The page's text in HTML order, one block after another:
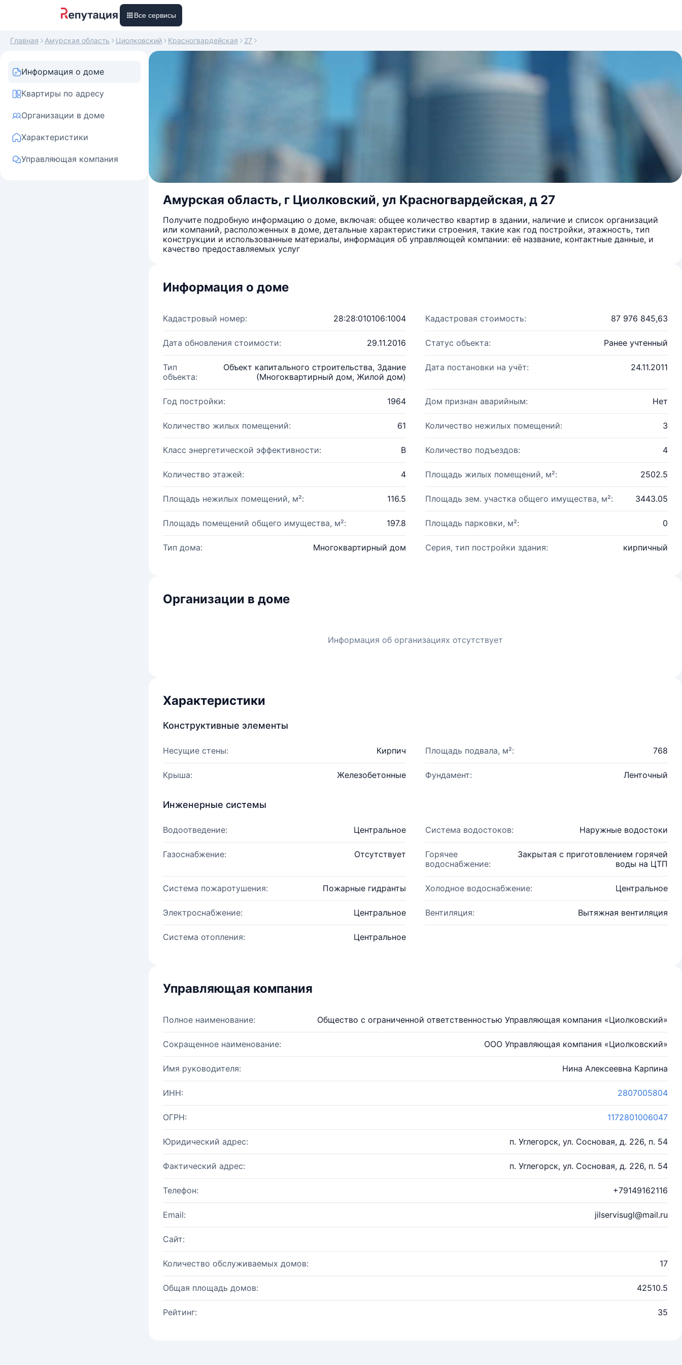
Все сервисы
Главная Амурская область Циолковский Красногвардейская 27
Информация о доме
Квартиры по адресу
Организации в доме
Характеристики
Управляющая компания
Амурская область, г Циолковский, ул Красногвардейская, д 27
Получите подробную информацию о доме, включая: общее количество квартир в здании, наличие и список организаций
или компаний, расположенных в доме, детальные характеристики строения, такие как год постройки, этажность, тип
конструкции и использованные материалы, информация об управляющей компании: её название, контактные данные, и
качество предоставляемых услуг
Информация о доме
Кадастровый номер: 28:28:010106:1004 Кадастровая стоимость: 87 976 845,63
Дата обновления стоимости: 29.11.2016 Статус объекта: Ранее учтенный
Тип
объекта:
Объект капитального строительства, Здание
(Многоквартирный дом, Жилой дом)
Дата постановки на учёт: 24.11.2011
Год постройки: 1964 Дом признан аварийным: Нет
Количество жилых помещений: 61 Количество нежилых помещений: 3
Класс энергетической эффективности: B Количество подъездов: 4
Количество этажей: 4 Площадь жилых помещений, м²: 2502.5
Площадь нежилых помещений, м²: 116.5 Площадь зем. участка общего имущества, м²: 3443.05
Площадь помещений общего имущества, м²: 197.8 Площадь парковки, м²: 0
Тип дома: Многоквартирный дом Серия, тип постройки здания: кирпичный
Организации в доме
Информация об организациях отсутствует
Характеристики
Конструктивные элементы
Несущие стены: Кирпич Площадь подвала, м²: 768
Крыша: Железобетонные Фундамент: Ленточный
Инженерные системы
Водоотведение: Центральное Система водостоков: Наружные водостоки
Газоснабжение: Отсутствует
Горячее
водоснабжение:
Закрытая с приготовлением горячей
воды на ЦТП
Система пожаротушения: Пожарные гидранты Холодное водоснабжение: Центральное
Электроснабжение: Центральное Вентиляция: Вытяжная вентиляция
Система отопления: Центральное
Управляющая компания
Полное наименование: Общество с ограниченной ответственностью Управляющая компания «Циолковский»
Сокращенное наименование: ООО Управляющая компания «Циолковский»
Имя руководителя: Нина Алексеевна Карпина
ИНН: 2807005804
ОГРН: 1172801006047
Юридический адрес: п. Углегорск, ул. Сосновая, д. 226, п. 54
Фактический адрес: п. Углегорск, ул. Сосновая, д. 226, п. 54
Телефон: +79149162116
Email: jilservisugl@mail.ru
Сайт:
Количество обслуживаемых домов: 17
Общая площадь домов: 42510.5
Рейтинг: 35